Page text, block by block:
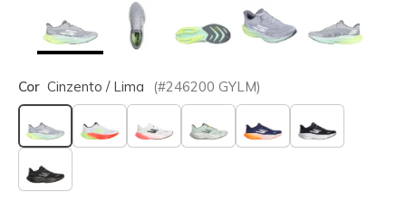
Cor Cinzento / Lima (#246200 GYLM)
selecionado